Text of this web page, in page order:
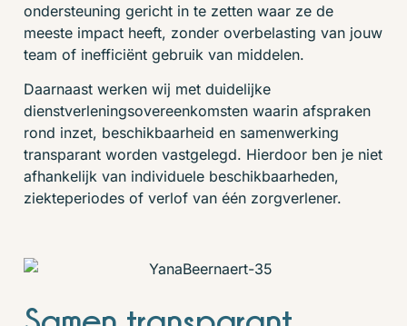
ondersteuning gericht in te zetten waar ze de
meeste impact heeft, zonder overbelasting van jouw
team of inefficiënt gebruik van middelen.
Daarnaast werken wij met duidelijke
dienstverleningsovereenkomsten waarin afspraken
rond inzet, beschikbaarheid en samenwerking
transparant worden vastgelegd. Hierdoor ben je niet
afhankelijk van individuele beschikbaarheden,
ziekteperiodes of verlof van één zorgverlener.